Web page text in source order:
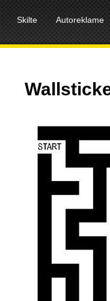
Skilte Autoreklame